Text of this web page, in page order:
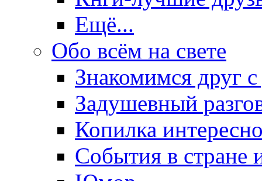
Ещё...
Обо всём на свете
Знакомимся друг
Задушевный
Копилка
События в стране